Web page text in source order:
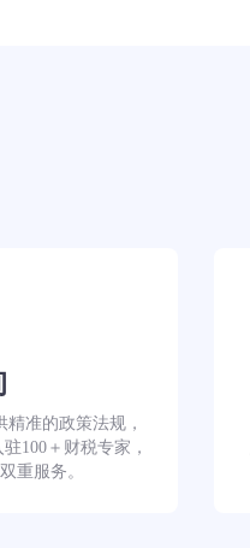
准的政策法规，
100＋财税专家，
重服务。